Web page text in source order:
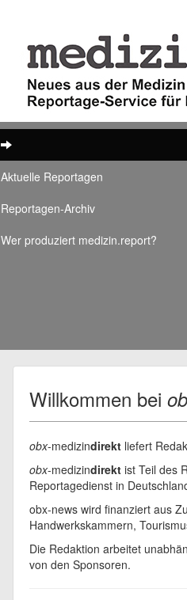
Aktuelle Reportagen
Reportagen-Archiv
Wer produziert medizin.report?
Willkommen bei
obx-medizindirekt liefert
obx-medizindirekt ist Teil des
Reportagedienst in
obx-news wird finanziert aus
Handwerkskammern,
Die Redaktion arbeitet
von den Sponsoren.